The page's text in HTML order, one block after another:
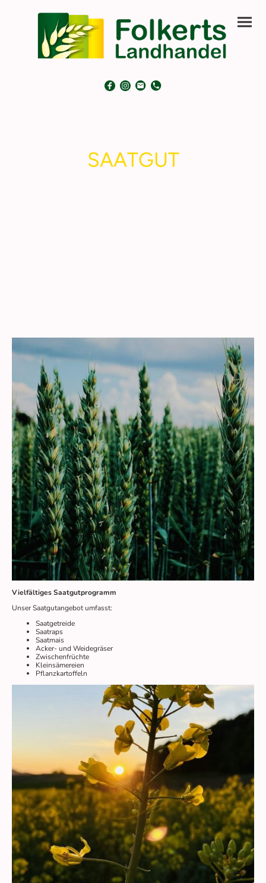
SAATGUT
Vielfältiges Saatgutprogramm
Unser Saatgutangebot umfasst:
Saatgetreide
Saatraps
Saatmais
Acker- und Weidegräser
Zwischenfrüchte
Kleinsämereien
Pflanzkartoffeln